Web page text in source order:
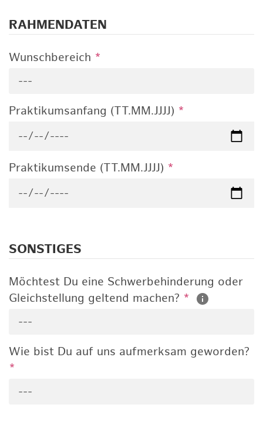
RAHMENDATEN
Wunschbereich *
---
Praktikumsanfang (TT.MM.JJJJ) *
Praktikumsende (TT.MM.JJJJ) *
SONSTIGES
Möchtest Du eine Schwerbehinderung oder
Gleichstellung geltend machen? *
---
Wie bist Du auf uns aufmerksam geworden?
*
---